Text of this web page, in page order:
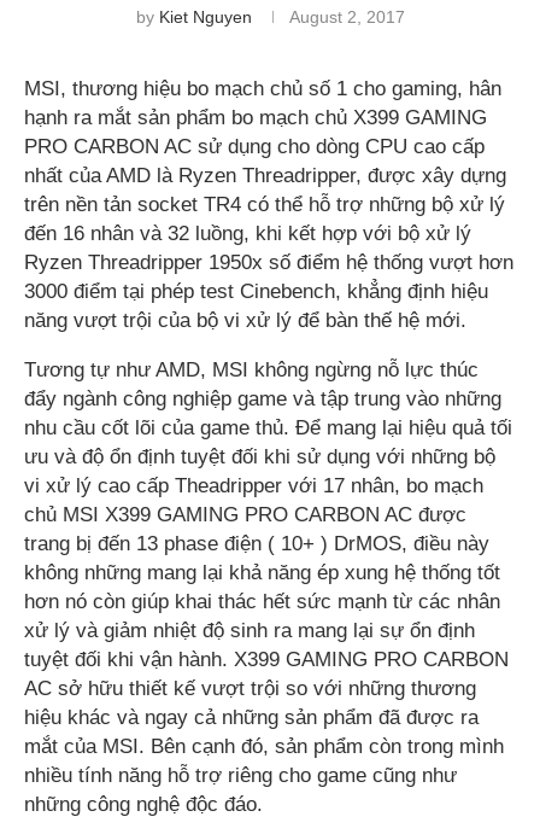
by Kiet Nguyen August 2, 2017
MSI, thương hiệu bo mạch chủ số 1 cho gaming, hân
hạnh ra mắt sản phẩm bo mạch chủ X399 GAMING
PRO CARBON AC sử dụng cho dòng CPU cao cấp
nhất của AMD là Ryzen Threadripper, được xây dựng
trên nền tản socket TR4 có thể hỗ trợ những bộ xử lý
đến 16 nhân và 32 luồng, khi kết hợp với bộ xử lý
Ryzen Threadripper 1950x số điểm hệ thống vượt hơn
3000 điểm tại phép test Cinebench, khẳng định hiệu
năng vượt trội của bộ vi xử lý để bàn thế hệ mới.
Tương tự như AMD, MSI không ngừng nỗ lực thúc
đẩy ngành công nghiệp game và tập trung vào những
nhu cầu cốt lõi của game thủ. Để mang lại hiệu quả tối
ưu và độ ổn định tuyệt đối khi sử dụng với những bộ
vi xử lý cao cấp Theadripper với 17 nhân, bo mạch
chủ MSI X399 GAMING PRO CARBON AC được
trang bị đến 13 phase điện ( 10+ ) DrMOS, điều này
không những mang lại khả năng ép xung hệ thống tốt
hơn nó còn giúp khai thác hết sức mạnh từ các nhân
xử lý và giảm nhiệt độ sinh ra mang lại sự ổn định
tuyệt đối khi vận hành. X399 GAMING PRO CARBON
AC sở hữu thiết kế vượt trội so với những thương
hiệu khác và ngay cả những sản phẩm đã được ra
mắt của MSI. Bên cạnh đó, sản phẩm còn trong mình
nhiều tính năng hỗ trợ riêng cho game cũng như
những công nghệ độc đáo.